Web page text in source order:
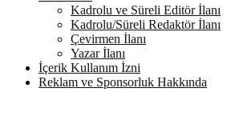
Kadrolu ve Süreli Editör İlanı
Kadrolu/Süreli Redaktör İlanı
Çevirmen İlanı
Yazar İlanı
İçerik Kullanım İzni
Reklam ve Sponsorluk Hakkında